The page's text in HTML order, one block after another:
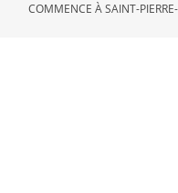
COMMENCE À SAINT-